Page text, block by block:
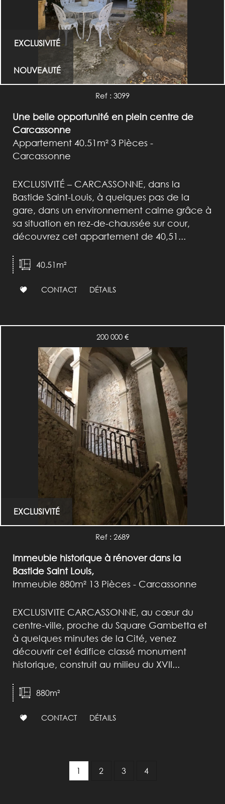
EXCLUSIVITÉ
NOUVEAUTÉ
Ref : 3099
Une belle opportunité en plein centre de
Carcassonne
Appartement 40.51m² 3 Pièces -
Carcassonne
EXCLUSIVITÉ – CARCASSONNE, dans la
Bastide Saint-Louis, à quelques pas de la
gare, dans un environnement calme grâce à
sa situation en rez-de-chaussée sur cour,
découvrez cet appartement de 40,51...
40.51m²
CONTACT DÉTAILS
EXCLUSIVITÉ
200 000 €
Ref : 2689
Immeuble historique à rénover dans la
Bastide Saint Louis,
Immeuble 880m² 13 Pièces - Carcassonne
EXCLUSIVITE CARCASSONNE, au cœur du
centre-ville, proche du Square Gambetta et
à quelques minutes de la Cité, venez
découvrir cet édifice classé monument
historique, construit au milieu du XVII...
880m²
CONTACT DÉTAILS
1 2 3 4